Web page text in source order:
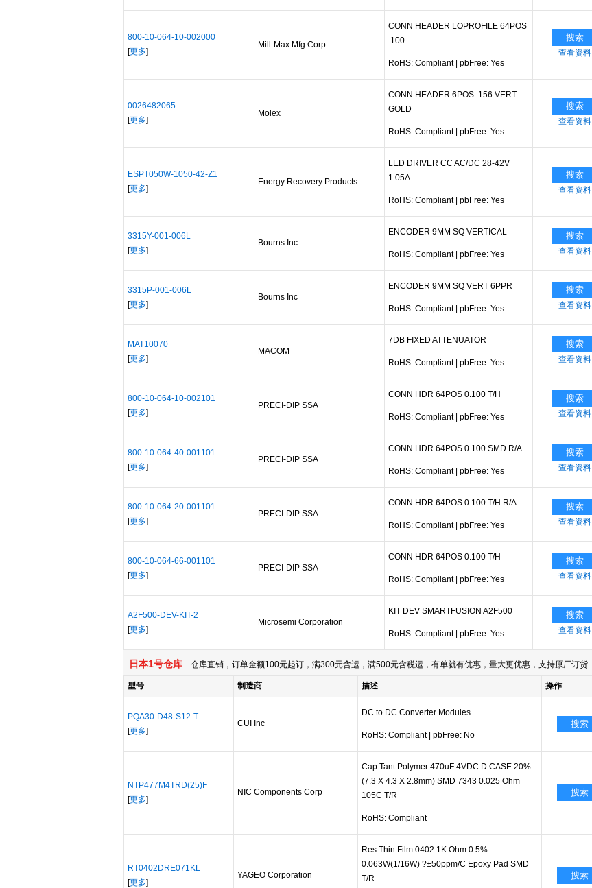
800-10-064-10-002000
[更多]
Mill-Max Mfg Corp
CONN HEADER LOPROFILE 64POS
.100
RoHS: Compliant pbFree: Yes
搜索
查看资料
0026482065
[更多]
Molex
CONN HEADER 6POS .156 VERT
GOLD
RoHS: Compliant pbFree: Yes
搜索
查看资料
ESPT050W-1050-42-Z1
[更多]
Energy Recovery Products
LED DRIVER CC AC/DC 28-42V
1.05A
RoHS: Compliant pbFree: Yes
搜索
查看资料
3315Y-001-006L
[更多]
Bourns Inc
ENCODER 9MM SQ VERTICAL
RoHS: Compliant pbFree: Yes
搜索
查看资料
3315P-001-006L
[更多]
Bourns Inc
ENCODER 9MM SQ VERT 6PPR
RoHS: Compliant pbFree: Yes
搜索
查看资料
MAT10070
[更多]
MACOM
7DB FIXED ATTENUATOR
RoHS: Compliant pbFree: Yes
搜索
查看资料
800-10-064-10-002101
[更多]
PRECI-DIP SSA
CONN HDR 64POS 0.100 T/H
RoHS: Compliant pbFree: Yes
搜索
查看资料
800-10-064-40-001101
[更多]
PRECI-DIP SSA
CONN HDR 64POS 0.100 SMD R/A
RoHS: Compliant pbFree: Yes
搜索
查看资料
800-10-064-20-001101
[更多]
PRECI-DIP SSA
CONN HDR 64POS 0.100 T/H R/A
RoHS: Compliant pbFree: Yes
搜索
查看资料
800-10-064-66-001101
[更多]
PRECI-DIP SSA
CONN HDR 64POS 0.100 T/H
RoHS: Compliant pbFree: Yes
搜索
查看资料
A2F500-DEV-KIT-2
[更多]
Microsemi Corporation
KIT DEV SMARTFUSION A2F500
RoHS: Compliant pbFree: Yes
搜索
查看资料
日本1号仓库 仓库直销，订单金额100元起订，满300元含运，满500元含税运，有单就有优惠，量大更优惠，支持原厂订货
型号 制造商 描述 操作
PQA30-D48-S12-T
[更多]
CUI Inc
DC to DC Converter Modules
RoHS: Compliant pbFree: No
搜索
NTP477M4TRD(25)F
[更多]
NIC Components Corp
Cap Tant Polymer 470uF 4VDC D CASE 20%
(7.3 X 4.3 X 2.8mm) SMD 7343 0.025 Ohm
105C T/R
RoHS: Compliant
搜索
RT0402DRE071KL
[更多]
YAGEO Corporation
Res Thin Film 0402 1K Ohm 0.5%
0.063W(1/16W) ?±50ppm/C Epoxy Pad SMD
T/R
搜索